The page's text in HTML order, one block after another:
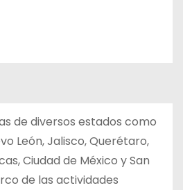
de diversos estados como
León, Jalisco, Querétaro,
Ciudad de México y San
de las actividades